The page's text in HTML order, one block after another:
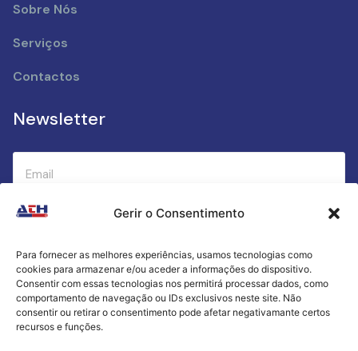
Gerir o Consentimento
Para fornecer as melhores experiências, usamos tecnologias como
cookies para armazenar e/ou aceder a informações do dispositivo.
Consentir com essas tecnologias nos permitirá processar dados, como
comportamento de navegação ou IDs exclusivos neste site. Não
consentir ou retirar o consentimento pode afetar negativamante certos
recursos e funções.
Sobre Nós
Serviços
Contactos
Newsletter
Submeter
Criamos a cozinha perfeita para o seu sucesso
gastronómico!